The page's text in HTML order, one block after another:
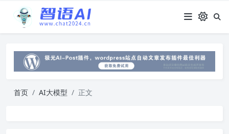
首页 AI大模型 正文